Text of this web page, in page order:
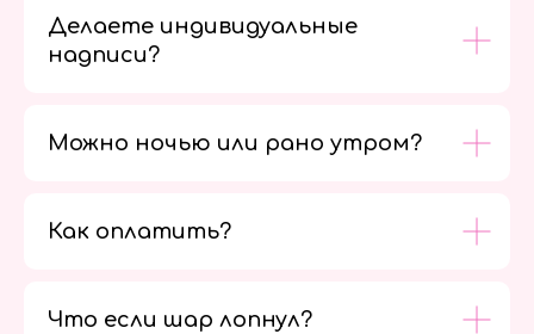
Делаете индивидуальные
надписи?
Можно ночью или рано утром?
Как оплатить?
Что если шар лопнул?